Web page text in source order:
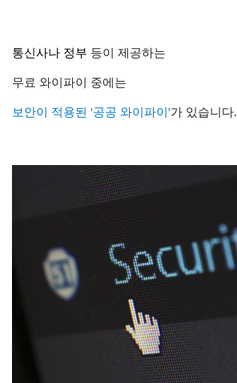
통신사나 정부 등이 제공하는
무료 와이파이 중에는
보안이 적용된 '공공 와이파이'가 있습니다.